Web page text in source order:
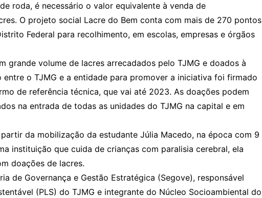
roda, é necessário o valor equivalente à venda de
O projeto social Lacre do Bem conta com mais de 270 pontos
Federal para recolhimento, em escolas, empresas e órgãos
grande volume de lacres arrecadados pelo TJMG e doados à
entre o TJMG e a entidade para promover a iniciativa foi firmado
de referência técnica, que vai até 2023. As doações podem
na entrada de todas as unidades do TJMG na capital e em
da mobilização da estudante Júlia Macedo, na época com 9
instituição que cuida de crianças com paralisia cerebral, ela
doações de lacres.
de Governança e Gestão Estratégica (Segove), responsável
(PLS) do TJMG e integrante do Núcleo Socioambiental do